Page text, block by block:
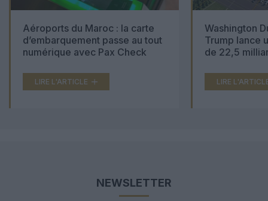
Aéroports du Maroc : la carte
d’embarquement passe au tout
numérique avec Pax Check
LIRE L'ARTICLE
Washington
Trump lance
de 22,5
LIRE
NEWSLETTER